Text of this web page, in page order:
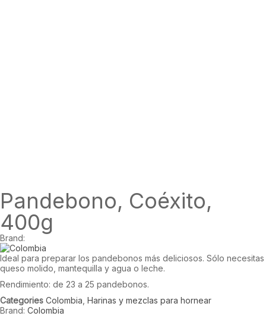
Pandebono, Coéxito,
400g
Brand:
Ideal para preparar los pandebonos más deliciosos. Sólo necesitas
queso molido, mantequilla y agua o leche.
Rendimiento: de 23 a 25 pandebonos.
Categories Colombia Harinas y mezclas para hornear
Brand: Colombia